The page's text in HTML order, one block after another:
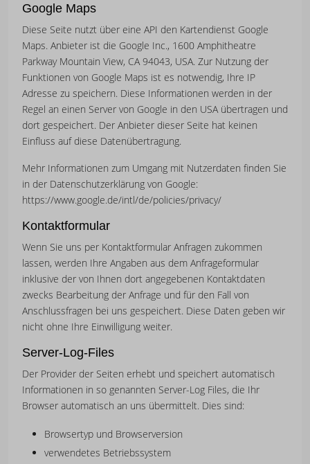
Google Maps
Diese Seite nutzt über eine API den Kartendienst Google
Maps. Anbieter ist die Google Inc., 1600 Amphitheatre
Parkway Mountain View, CA 94043, USA. Zur Nutzung der
Funktionen von Google Maps ist es notwendig, Ihre IP
Adresse zu speichern. Diese Informationen werden in der
Regel an einen Server von Google in den USA übertragen und
dort gespeichert. Der Anbieter dieser Seite hat keinen
Einfluss auf diese Datenübertragung.
Mehr Informationen zum Umgang mit Nutzerdaten finden Sie
in der Datenschutzerklärung von Google:
https://www.google.de/intl/de/policies/privacy/
Kontaktformular
Wenn Sie uns per Kontaktformular Anfragen zukommen
lassen, werden Ihre Angaben aus dem Anfrageformular
inklusive der von Ihnen dort angegebenen Kontaktdaten
zwecks Bearbeitung der Anfrage und für den Fall von
Anschlussfragen bei uns gespeichert. Diese Daten geben wir
nicht ohne Ihre Einwilligung weiter.
Server-Log-Files
Der Provider der Seiten erhebt und speichert automatisch
Informationen in so genannten Server-Log Files, die Ihr
Browser automatisch an uns übermittelt. Dies sind:
Browsertyp und Browserversion
verwendetes Betriebssystem